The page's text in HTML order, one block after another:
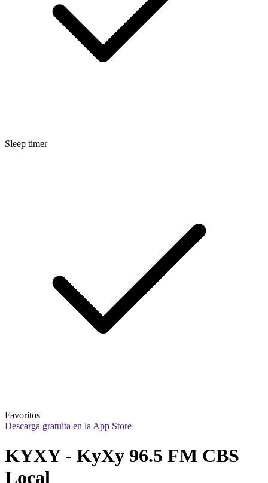
Sleep timer
Favoritos
Descarga gratuita en la App Store
KYXY - KyXy 96.5 FM CBS
Local